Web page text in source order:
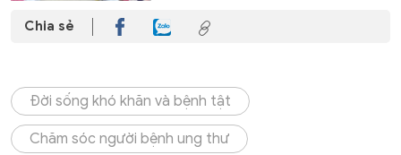
Chia sẻ
Đời sống khó khăn và bệnh tật
Chăm sóc người bệnh ung thư